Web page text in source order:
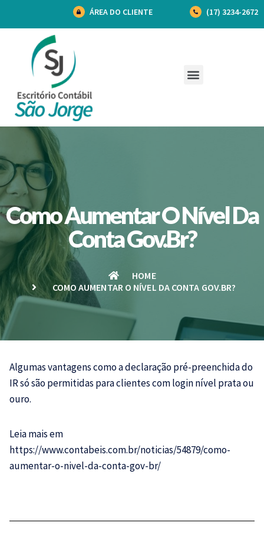
ÁREA DO CLIENTE (17) 3234-2672
Como Aumentar O Nível Da
Conta Gov.br?
HOME
COMO AUMENTAR O NÍVEL DA CONTA GOV.BR?
Algumas vantagens como a declaração pré-preenchida do
IR só são permitidas para clientes com login nível prata ou
ouro.
Leia mais em
https://www.contabeis.com.br/noticias/54879/como-
aumentar-o-nivel-da-conta-gov-br/